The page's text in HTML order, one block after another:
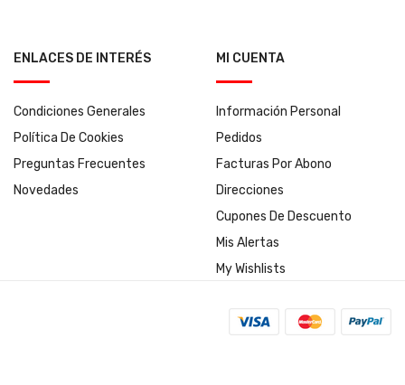
ENLACES DE INTERÉS
Condiciones Generales
Política De Cookies
Preguntas Frecuentes
Novedades
MI CUENTA
Información Personal
Pedidos
Facturas Por Abono
Direcciones
Cupones De Descuento
Mis Alertas
My Wishlists